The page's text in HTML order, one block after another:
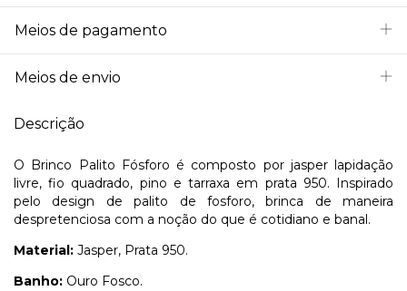
Meios de pagamento
Meios de envio
Descrição
O Brinco Palito Fósforo é composto por jasper lapidação
livre, fio quadrado, pino e tarraxa em prata 950. Inspirado
pelo design de palito de fosforo, brinca de maneira
despretenciosa com a noção do que é cotidiano e banal.
Material: Jasper, Prata 950.
Banho: Ouro Fosco.